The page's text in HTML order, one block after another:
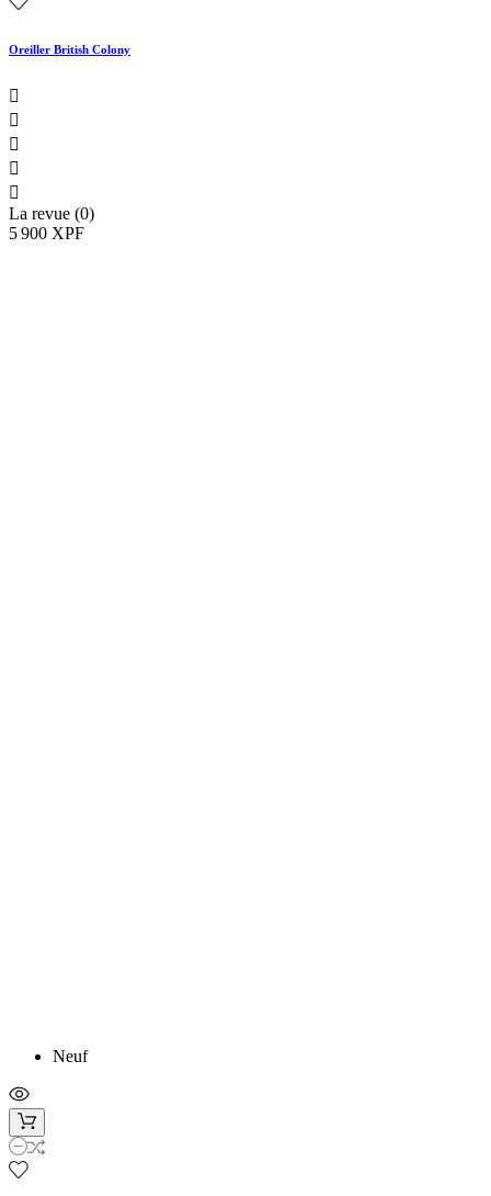
Oreiller British Colony





La revue (0)
5 900 XPF
Neuf